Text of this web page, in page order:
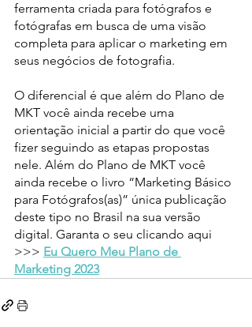
ferramenta criada para fotógrafos e
fotógrafas em busca de uma visão
completa para aplicar o marketing em
seus negócios de fotografia.
O diferencial é que além do Plano de
MKT você ainda recebe uma
orientação inicial a partir do que você
fizer seguindo as etapas propostas
nele. Além do Plano de MKT você
ainda recebe o livro “Marketing Básico
para Fotógrafos(as)” única publicação
deste tipo no Brasil na sua versão
digital. Garanta o seu clicando aqui
>>> Eu Quero Meu Plano de
Marketing 2023